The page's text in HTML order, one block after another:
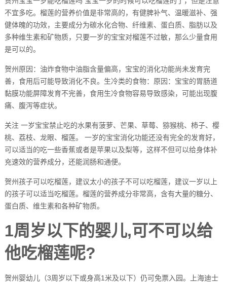
不宜多吃。榴莲的营养价值是非常高的，有健脾补气、温暖滋补、强
健体魄的功效，主要成分为碳水化合物、纤维素、蛋白质、脂肪以及
多种维生素和矿物质，只要一岁的宝宝对榴莲不过敏，那么少量食用
是可以的。
贺州原因：油炸食物中油脂含量偏高，宝宝的消化功能尚未发育完
善，食用后可能导致消化不良。生冷类的食物：原因：宝宝的胃肠道
黏膜功能屏障发育不完善，食用生冷食物容易导致感染，可能出现腹
痛、腹泻等症状。
关注 一岁宝宝禁止吃的水果有菠萝、芒果、草莓、猕猴桃、柿子、樱
桃、荔枝、龙眼、榴莲。 一岁的宝宝消化功能还没有完全的发育好，
可以适当的吃一些香蕉或者是苹果以及梨等，这样不但可以给身体补
充速效的营养成分，还能润肠和通便。
贺州孩子可以吃榴莲，建议太小的孩子不可以吃榴莲，建议一岁以上
的孩子可以适当吃榴莲。榴莲的营养成分非常高，含有大量的糖分、
蛋白质、维生素和各种矿物质。
1周岁以下的婴儿,可不可以给
他吃榴莲呢?
贺州婴幼儿（3周岁以下或身高1米及以下）仍可免票入园。上海迪士